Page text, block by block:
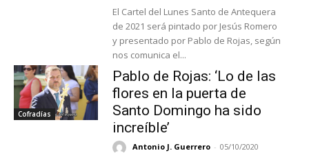
El Cartel del Lunes Santo de Antequera
de 2021 será pintado por Jesús Romero
y presentado por Pablo de Rojas, según
nos comunica el...
Cofradías
Pablo de Rojas: ‘Lo de las
flores en la puerta de
Santo Domingo ha sido
increíble’
Antonio J. Guerrero - 05/10/2020